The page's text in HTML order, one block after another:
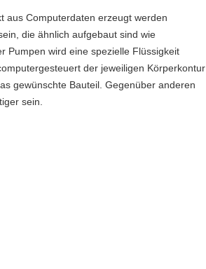
aus Computerdaten erzeugt werden
die ähnlich aufgebaut sind wie
Pumpen wird eine spezielle Flüssigkeit
der jeweiligen Körperkontur
gewünschte Bauteil. Gegenüber anderen
sein.